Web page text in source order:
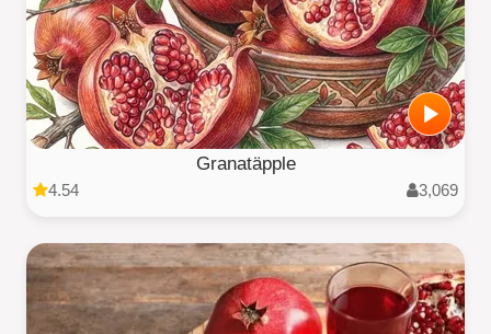
Granatäpple
4.54 3,069